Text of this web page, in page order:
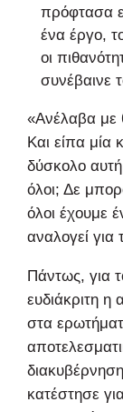
πρόφτασα
ένα έργο,
οι
συνέβαινε
«Ανέλαβα με
Και είπα μία
δύσκολο
όλοι; Δε
όλοι έχουμε
αναλογεί
Πάντως, για
ευδιάκριτη η
στα
κατέστησε